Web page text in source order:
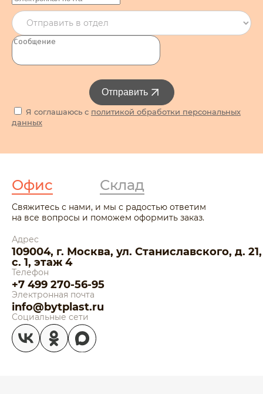
Я соглашаюсь с политикой обработки персональных
данных
Отправить
Офис Склад
Свяжитесь с нами, и мы с радостью ответим
на все вопросы и поможем оформить заказ.
Адрес
109004, г. Москва, ул. Станиславского, д. 21,
с. 1, этаж 4
Телефон
+7 499 270-56-95
Электронная почта
info@bytplast.ru
Социальные сети